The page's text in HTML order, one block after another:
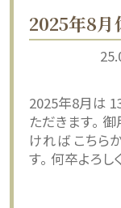
2025年8月
2025年8月は
ただきます。
ければ こちら
す。 何卒よろし